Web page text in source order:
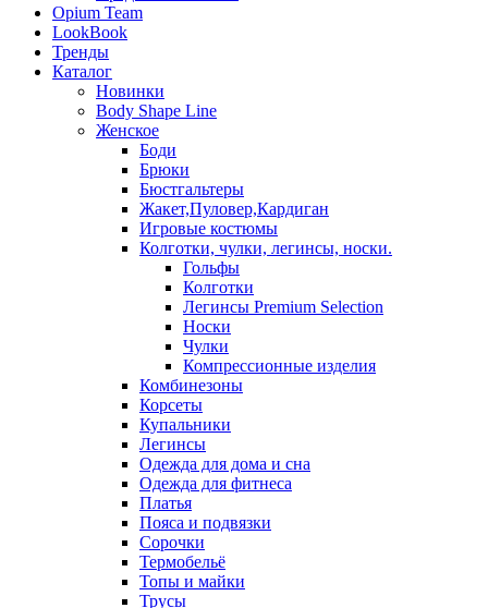
Opium Team
LookBook
Тренды
Каталог
Новинки
Body Shape Line
Женское
Боди
Брюки
Бюстгальтеры
Жакет,Пуловер,Кардиган
Игровые костюмы
Колготки, чулки, легинсы, носки.
Гольфы
Колготки
Легинсы Premium Selection
Носки
Чулки
Компрессионные изделия
Комбинезоны
Корсеты
Купальники
Легинсы
Одежда для дома и сна
Одежда для фитнеса
Платья
Пояса и подвязки
Сорочки
Термобельё
Топы и майки
Трусы